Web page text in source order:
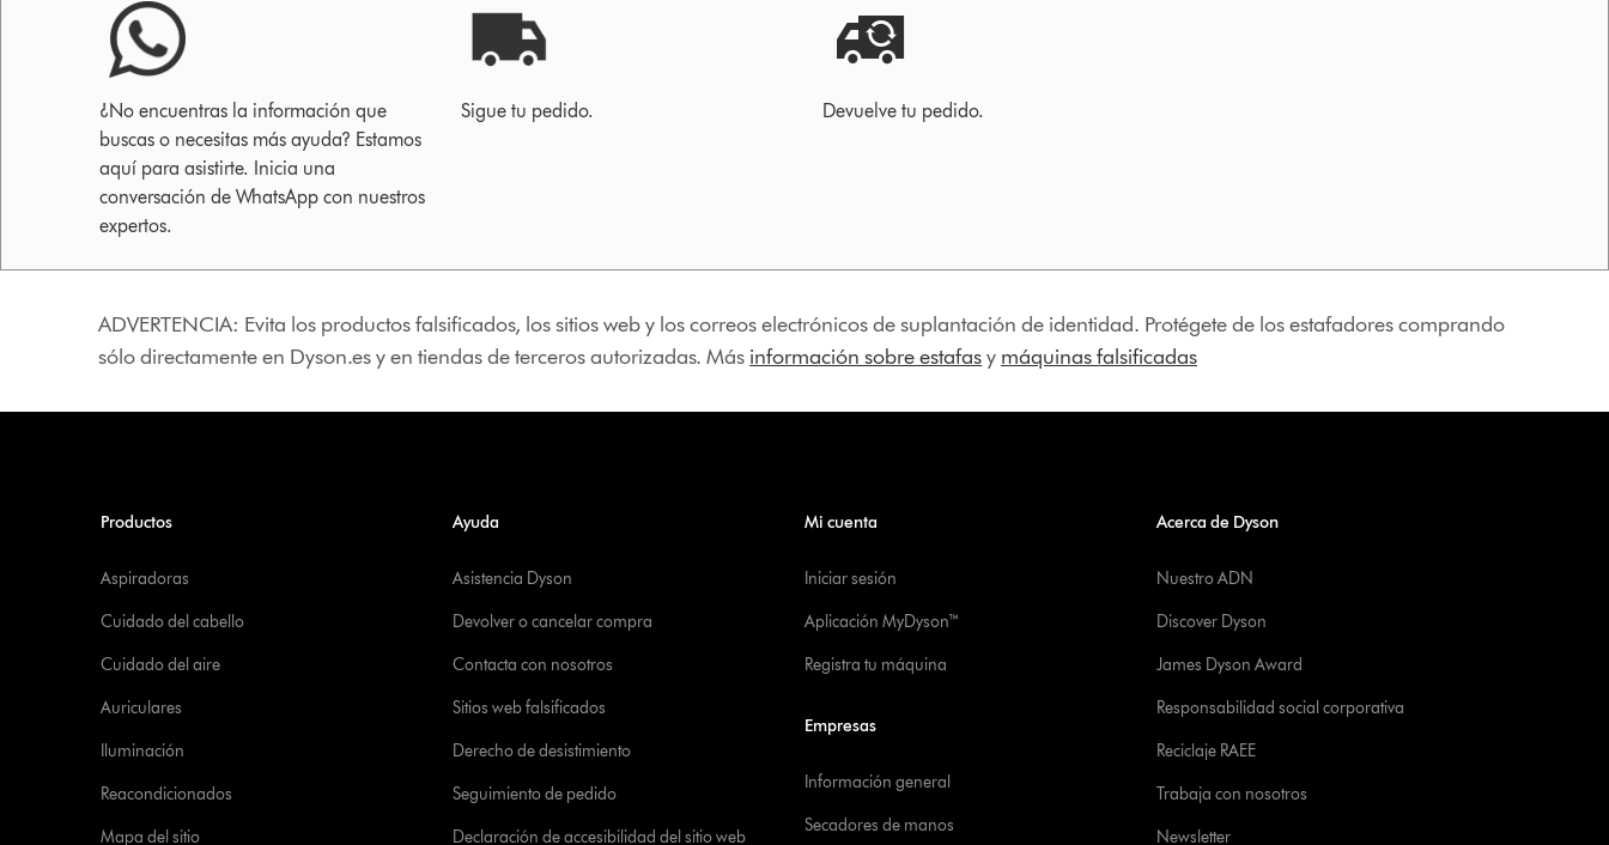
¿No encuentras la información que
buscas o necesitas más ayuda? Estamos
aquí para asistirte. Inicia una
conversación de WhatsApp con nuestros
expertos.
Sigue tu pedido. Devuelve tu pedido.
ADVERTENCIA: Evita los productos falsificados, los sitios web y los correos electrónicos de suplantación de identidad. Protégete de los estafadores comprando
sólo directamente en Dyson.es y en tiendas de terceros autorizadas. Más información sobre estafasy máquinas falsificadas
Productos
Aspiradoras
Cuidado del cabello
Cuidado del aire
Auriculares
Iluminación
Reacondicionados
Mapa del sitio
Ayuda
Asistencia Dyson
Devolver o cancelar compra
Contacta con nosotros
Sitios web falsificados
Derecho de desistimiento
Seguimiento de pedido
Declaración de accesibilidad del sitio web
Mi cuenta
Iniciar sesión
Aplicación MyDyson™
Registra tu máquina
Empresas
Información general
Secadores de manos
Acerca de Dyson
Nuestro ADN
Discover Dyson
James Dyson Award
Responsabilidad social corporativa
Reciclaje RAEE
Trabaja con nosotros
Newsletter